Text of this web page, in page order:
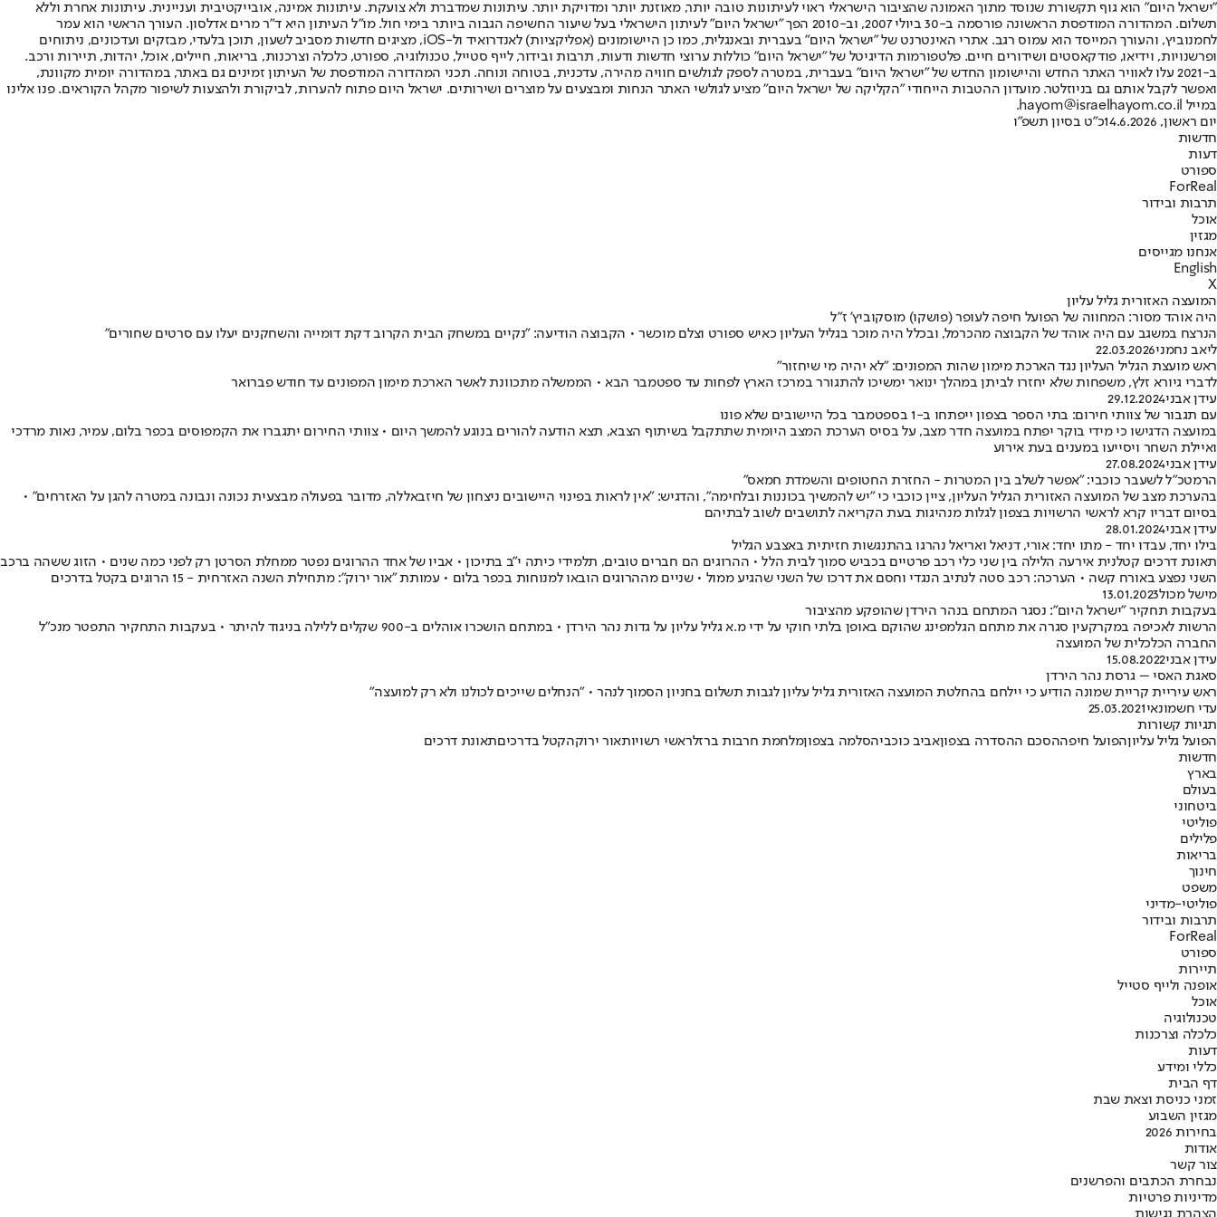
"ישראל היום" הוא גוף תקשורת שנוסד מתוך האמונה שהציבור הישראלי ראוי לעיתונות טובה יותר, מאוזנת יותר ומדויקת יותר. עיתונות שמדברת ולא צועקת. עיתונות אמינה, אובייקטיבית ועניינית. עיתונות אחרת וללא
תשלום. המהדורה המודפסת הראשונה פורסמה ב-30 ביולי 2007, וב-2010 הפך "ישראל היום" לעיתון הישראלי בעל שיעור החשיפה הגבוה ביותר בימי חול. מו"ל העיתון היא ד"ר מרים אדלסון. העורך הראשי הוא עמר
לחמנוביץ, והעורך המייסד הוא עמוס רגב. אתרי האינטרנט של "ישראל היום" בעברית ובאנגלית, כמו כן היישומונים (אפליקציות) לאנדרואיד ול-iOS, מציגים חדשות מסביב לשעון, תוכן בלעדי, מבזקים ועדכונים, ניתוחים
ופרשנויות, וידיאו, פודקאסטים ושידורים חיים. פלטפורמות הדיגיטל של "ישראל היום" כוללות ערוצי חדשות ודעות, תרבות ובידור, לייף סטייל, טכנולוגיה, ספורט, כלכלה וצרכנות, בריאות, חיילים, אוכל, יהדות, תיירות ורכב.
ב-2021 עלו לאוויר האתר החדש והיישומון החדש של "ישראל היום" בעברית, במטרה לספק לגולשים חוויה מהירה, עדכנית, בטוחה ונוחה. תכני המהדורה המודפסת של העיתון זמינים גם באתר, במהדורה יומית מקוונת,
ואפשר לקבל אותם גם בניוזלטר. מועדון ההטבות הייחודי "הקליקה של ישראל היום" מציע לגולשי האתר הנחות ומבצעים על מוצרים ושירותים. ישראל היום פתוח להערות, לביקורת ולהצעות לשיפור מקהל הקוראים. פנו אלינו
במייל hayom@israelhayom.co.il.
יום ראשון, 14.6.2026
כ"ט בסיון תשפ"ו
חדשות
דעות
ספורט
ForReal
תרבות ובידור
אוכל
מגזין
אנחנו מגייסים
English
X
המועצה האזורית גליל עליון
היה אוהד מסור: המחווה של הפועל חיפה לעופר (פושקו) מוסקוביץ' ז"ל
הנרצח במשגב עם היה אוהד של הקבוצה מהכרמל, ובכלל היה מוכר בגליל העליון כאיש ספורט וצלם מוכשר • הקבוצה הודיעה: "נקיים במשחק הבית הקרוב דקת דומייה והשחקנים יעלו עם סרטים שחורים"
ליאב נחמני22.03.2026
ראש מועצת הגליל העליון נגד הארכת מימון שהות המפונים: "לא יהיה מי שיחזור"
לדברי גיורא זלץ, משפחות שלא יחזרו לביתן במהלך ינואר ימשיכו להתגורר במרכז הארץ לפחות עד ספטמבר הבא • הממשלה מתכוונת לאשר הארכת מימון המפונים עד חודש פברואר
עידן אבני29.12.2024
עם תגבור של צוותי חירום: בתי הספר בצפון ייפתחו ב-1 בספטמבר בכל היישובים שלא פונו
במועצה הדגישו כי מידי בוקר יפתח במועצה חדר מצב, על בסיס הערכת המצב היומית שתתקבל בשיתוף הצבא, תצא הודעה להורים בנוגע להמשך היום • צוותי החירום יתגברו את הקמפוסים בכפר בלום, עמיר, נאות מרדכי
ואיילת השחר ויסייעו במענים בעת אירוע
עידן אבני27.08.2024
הרמטכ"ל לשעבר כוכבי: "אפשר לשלב בין המטרות - החזרת החטופים והשמדת חמאס"
בהערכת מצב של המועצה האזורית הגליל העליון, ציין כוכבי כי "יש להמשיך בכוננות ובלחימה", והדגיש: "אין לראות בפינוי היישובים ניצחון של חיזבאללה, מדובר בפעולה מבצעית נכונה ונבונה במטרה להגן על האזרחים" •
בסיום דבריו קרא לראשי הרשויות בצפון לגלות מנהיגות בעת הקריאה לתושבים לשוב לבתיהם
עידן אבני28.01.2024
בילו יחד, עבדו יחד - מתו יחד: אורי, דניאל ואריאל נהרגו בהתנגשות חזיתית באצבע הגליל
תאונת דרכים קטלנית אירעה הלילה בין שני כלי רכב פרטיים בכביש סמוך לבית הלל • ההרוגים הם חברים טובים, תלמידי כיתה י"ב בתיכון • אביו של אחד ההרוגים נפטר ממחלת הסרטן רק לפני כמה שנים • הזוג ששהה ברכב
השני נפצע באורח קשה • הערכה: רכב סטה לנתיב הנגדי וחסם את דרכו של השני שהגיע ממול • שניים מההרוגים הובאו למנוחות בכפר בלום • עמותת "אור ירוק": מתחילת השנה האזרחית - 15 הרוגים בקטל בדרכים
מישל מכול13.01.2023
בעקבות תחקיר "ישראל היום": נסגר המתחם בנהר הירדן שהופקע מהציבור
הרשות לאכיפה במקרקעין סגרה את מתחם הגלמפינג שהוקם באופן בלתי חוקי על ידי מ.א גליל עליון על גדות נהר הירדן • במתחם הושכרו אוהלים ב-900 שקלים ללילה בניגוד להיתר • בעקבות התחקיר התפטר מנכ"ל
החברה הכלכלית של המועצה
עידן אבני15.08.2022
סאגת האסי – גרסת נהר הירדן
ראש עיריית קריית שמונה הודיע כי יילחם בהחלטת המועצה האזורית גליל עליון לגבות תשלום בחניון הסמוך לנהר • "הנחלים שייכים לכולנו ולא רק למועצה"
עדי חשמונאי25.03.2021
תגיות קשורות
הפועל גליל עליוןהפועל חיפההסכם ההסדרה בצפוןאביב כוכביהסלמה בצפוןמלחמת חרבות ברזלראשי רשויותאור ירוקהקטל בדרכיםתאונת דרכים
חדשות
בארץ
בעולם
ביטחוני
פוליטי
פלילים
בריאות
חינוך
משפט
פוליטי-מדיני
תרבות ובידור
ForReal
ספורט
תיירות
אופנה ולייף סטייל
אוכל
טכנולוגיה
כלכלה וצרכנות
דעות
כללי ומידע
דף הבית
זמני כניסת וצאת שבת
מגזין השבוע
בחירות 2026
אודות
צור קשר
נבחרת הכתבים והפרשנים
מדיניות פרטיות